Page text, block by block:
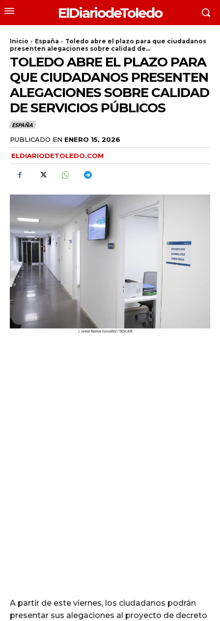
ElDiariodeToledo
Inicio España
Toledo abre el plazo para que ciudadanos
presenten alegaciones sobre calidad de...
TOLEDO ABRE EL PLAZO PARA
QUE CIUDADANOS PRESENTEN
ALEGACIONES SOBRE CALIDAD
DE SERVICIOS PÚBLICOS
ESPAÑA
PUBLICADO EN ENERO 15, 2026
ELDIARIODETOLEDO.COM
A partir de este viernes, los ciudadanos podrán
presentar sus alegaciones al proyecto de decreto